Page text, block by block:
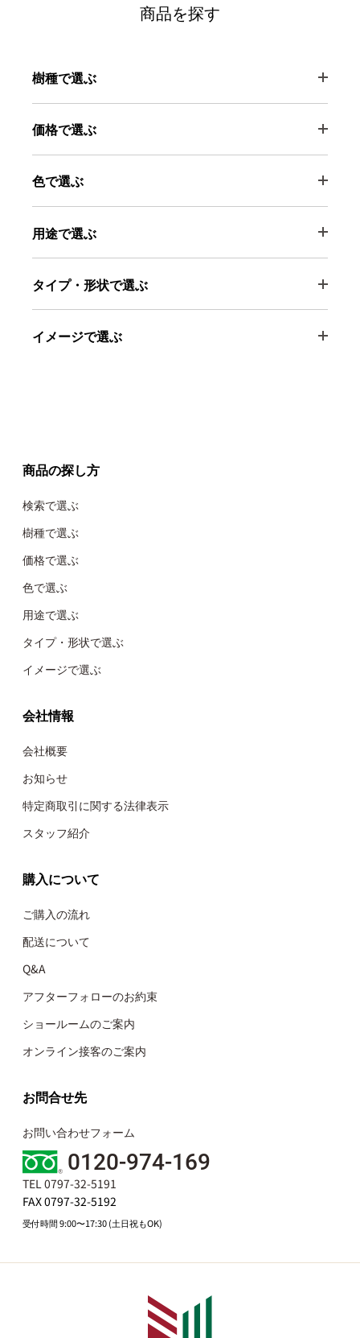
商品を探す
樹種で選ぶ
価格で選ぶ
色で選ぶ
用途で選ぶ
タイプ・形状で選ぶ
イメージで選ぶ
商品の探し方
検索で選ぶ
樹種で選ぶ
価格で選ぶ
色で選ぶ
用途で選ぶ
タイプ・形状で選ぶ
イメージで選ぶ
会社情報
会社概要
お知らせ
特定商取引に関する法律表示
スタッフ紹介
購入について
ご購入の流れ
配送について
Q&A
アフターフォローのお約束
ショールームのご案内
オンライン接客のご案内
お問合せ先
お問い合わせフォーム
0120-974-169
TEL 0797-32-5191
FAX 0797-32-5192
受付時間 9:00〜17:30 (土日祝もOK)